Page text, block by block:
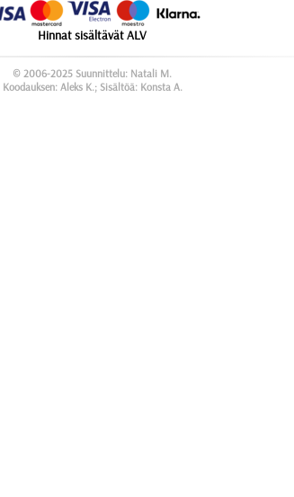
Hinnat sisältävät ALV
© 2006-2025 Suunnittelu: Natali M.
Koodauksen: Aleks K.; Sisältöä: Konsta A.